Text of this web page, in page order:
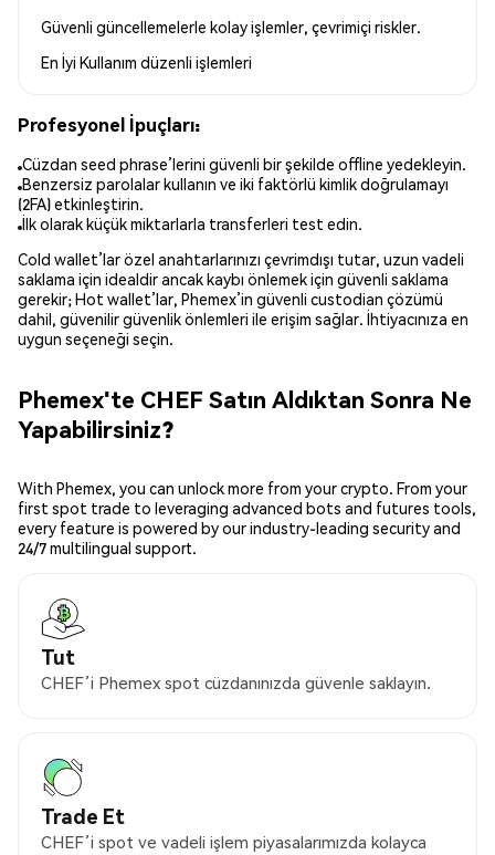
Güvenli güncellemelerle kolay işlemler, çevrimiçi riskler.
En İyi Kullanım düzenli işlemleri
Profesyonel İpuçları:
Cüzdan seed phrase’lerini güvenli bir şekilde offline yedekleyin.
Benzersiz parolalar kullanın ve iki faktörlü kimlik doğrulamayı
(2FA) etkinleştirin.
İlk olarak küçük miktarlarla transferleri test edin.
Cold wallet’lar özel anahtarlarınızı çevrimdışı tutar, uzun vadeli
saklama için idealdir ancak kaybı önlemek için güvenli saklama
gerekir; Hot wallet’lar, Phemex’in güvenli custodian çözümü
dahil, güvenilir güvenlik önlemleri ile erişim sağlar. İhtiyacınıza en
uygun seçeneği seçin.
Phemex'te CHEF Satın Aldıktan Sonra Ne
Yapabilirsiniz?
With Phemex, you can unlock more from your crypto. From your
first spot trade to leveraging advanced bots and futures tools,
every feature is powered by our industry-leading security and
24/7 multilingual support.
Tut
CHEF’i Phemex spot cüzdanınızda güvenle saklayın.
Trade Et
CHEF’i spot ve vadeli işlem piyasalarımızda kolayca